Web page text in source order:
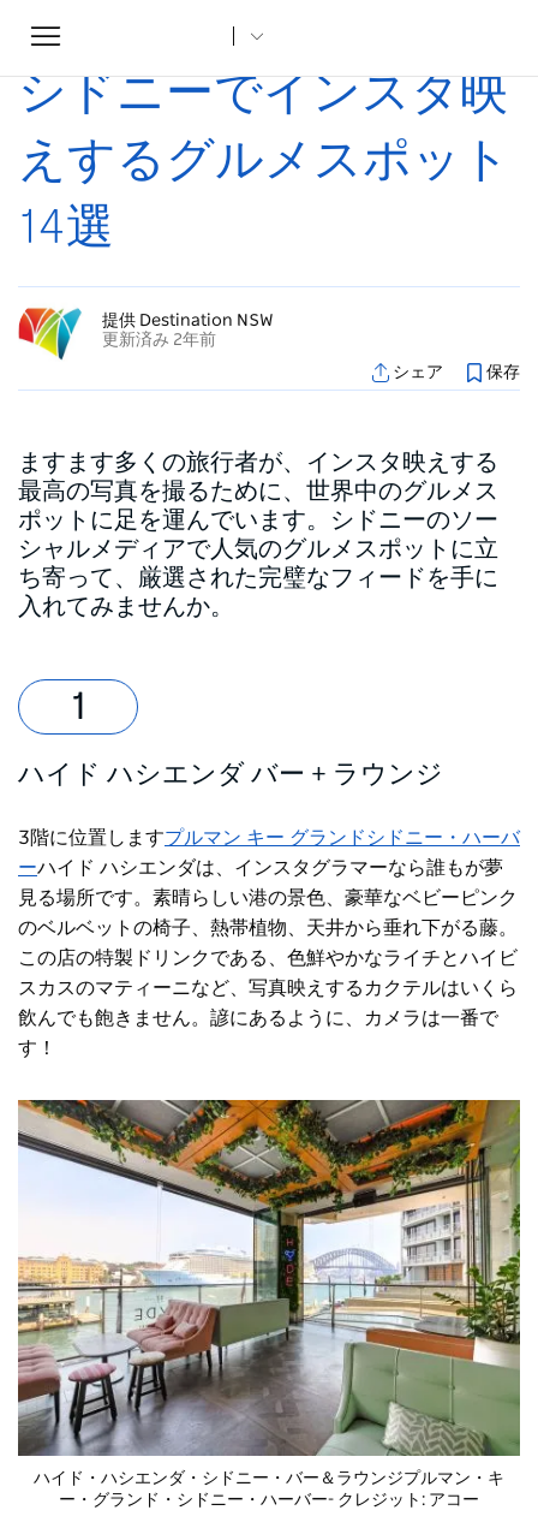
Toggle
navigation
ホーム
シドニーでインスタ映
えするグルメスポット
14選
提供 Destination NSW
更新済み 2年前
シェア
保存
ますます多くの旅行者が、インスタ映えする
最高の写真を撮るために、世界中のグルメス
ポットに足を運んでいます。シドニーのソー
シャルメディアで人気のグルメスポットに立
ち寄って、厳選された完璧なフィードを手に
入れてみませんか。
ハイド ハシエンダ バー + ラウンジ
3階に位置しますプルマン キー グランドシドニー・ハーバ
ーハイド ハシエンダは、インスタグラマーなら誰もが夢
見る場所です。素晴らしい港の景色、豪華なベビーピンク
のベルベットの椅子、熱帯植物​​、天井から垂れ下がる藤。
この店の特製ドリンクである、色鮮やかなライチとハイビ
スカスのマティーニなど、写真映えするカクテルはいくら
飲んでも飽きません。諺にあるように、カメラは一番で
す！
ハイド・ハシエンダ・シドニー・バー＆ラウンジプルマン・キ
ー・グランド・シドニー・ハーバー- クレジット: アコー